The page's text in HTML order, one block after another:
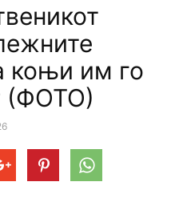
коњи им го
(ФОТО)